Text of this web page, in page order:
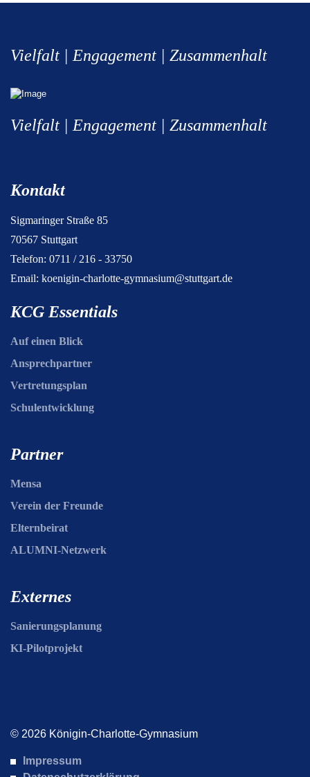
Vielfalt | Engagement | Zusammenhalt
Vielfalt | Engagement | Zusammenhalt
Kontakt
Sigmaringer Straße 85
70567 Stuttgart
Telefon: 0711 / 216 - 33750
Email: koenigin-charlotte-gymnasium@stuttgart.de
KCG Essentials
Auf einen Blick
Ansprechpartner
Vertretungsplan
Schulentwicklung
Partner
Mensa
Verein der Freunde
Elternbeirat
ALUMNI-Netzwerk
Externes
Sanierungsplanung
KI-Pilotprojekt
Impressum
© 2026 Königin-Charlotte-Gymnasium